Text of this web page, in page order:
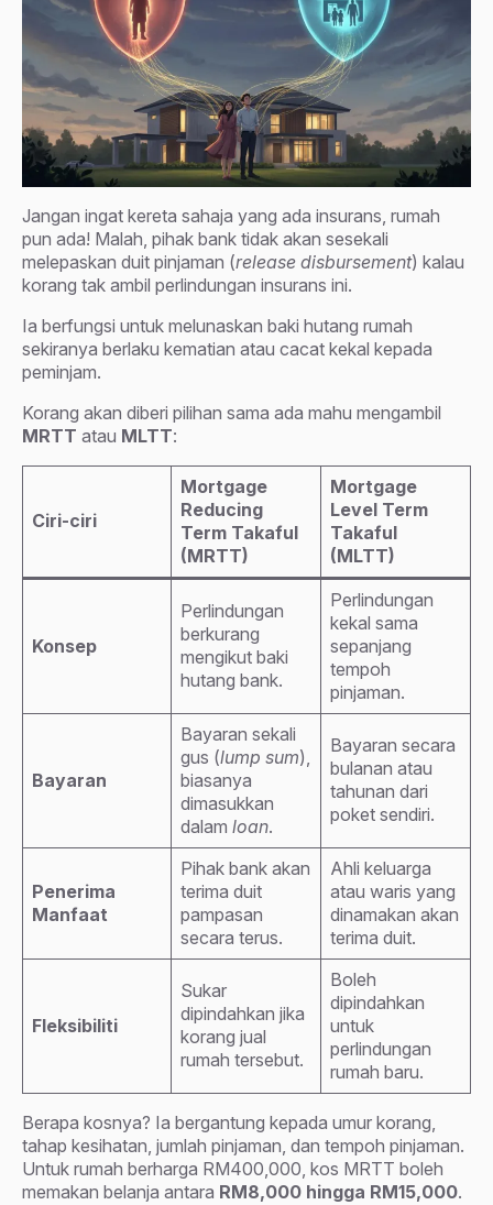
Jangan ingat kereta sahaja yang ada insurans, rumah
pun ada! Malah, pihak bank tidak akan sesekali
melepaskan duit pinjaman (release disbursement) kalau
korang tak ambil perlindungan insurans ini.
Ia berfungsi untuk melunaskan baki hutang rumah
sekiranya berlaku kematian atau cacat kekal kepada
peminjam.
Korang akan diberi pilihan sama ada mahu mengambil
MRTT atau MLTT:
Ciri-ciri
Mortgage
Reducing
Term Takaful
(MRTT)
Mortgage
Level Term
Takaful
(MLTT)
Konsep
Perlindungan
berkurang
mengikut baki
hutang bank.
Perlindungan
kekal sama
sepanjang
tempoh
pinjaman.
Bayaran
Bayaran sekali
gus (lump sum),
biasanya
dimasukkan
dalam loan.
Bayaran secara
bulanan atau
tahunan dari
poket sendiri.
Penerima
Manfaat
Pihak bank akan
terima duit
pampasan
secara terus.
Ahli keluarga
atau waris yang
dinamakan akan
terima duit.
Fleksibiliti
Sukar
dipindahkan jika
korang jual
rumah tersebut.
Boleh
dipindahkan
untuk
perlindungan
rumah baru.
Berapa kosnya? Ia bergantung kepada umur korang,
tahap kesihatan, jumlah pinjaman, dan tempoh pinjaman.
Untuk rumah berharga RM400,000, kos MRTT boleh
memakan belanja antara RM8,000 hingga RM15,000.